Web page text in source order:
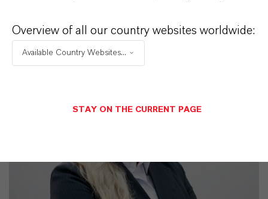
Overview of all our country websites worldwide:
Available Country Websites...
STAY ON THE CURRENT PAGE